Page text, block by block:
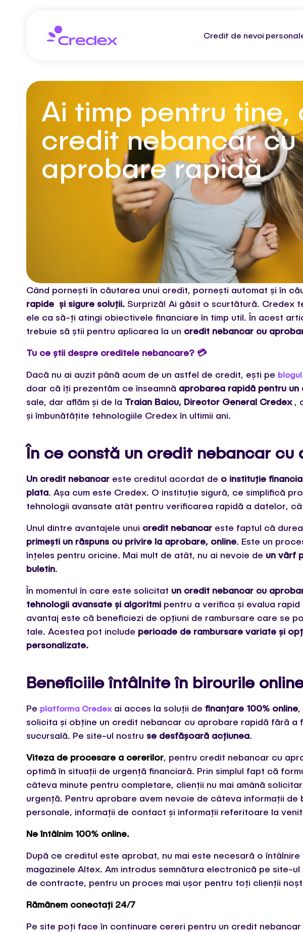
Credit de nevoi
Ai timp pentru tine,
credit nebancar cu
aprobare rapidă
Când pornești în căutarea unui credit, pornești automat și în
rapide și sigure soluții. Surpriză! Ai găsit o scurtătură. Credex
ele ca să-ți atingi obiectivele financiare în timp util. În acest
trebuie să știi pentru aplicarea la un credit nebancar cu
Tu ce știi despre creditele nebancare? 💳
Dacă nu ai auzit până acum de un astfel de credit, ești pe
doar că îți prezentăm ce înseamnă aprobarea rapidă pentru
sale, dar aflăm și de la Traian Baicu, Director General Credex ,
și îmbunătățite tehnologiile Credex în ultimii ani.
În ce constă un credit nebancar cu
Un credit nebancar este creditul acordat de o instituție
plata. Așa cum este Credex. O instituție sigură, ce simplifică
tehnologii avansate atât pentru verificarea rapidă a datelor,
Unul dintre avantajele unui credit nebancar este faptul că
primești un răspuns cu privire la aprobare, online. Este un
înțeles pentru oricine. Mai mult de atât, nu ai nevoie de un vârf
buletin.
În momentul în care este solicitat un credit nebancar cu
tehnologii avansate și algoritmi pentru a verifica și evalua
avantaj este că beneficiezi de opțiuni de rambursare care se
tale. Acestea pot include perioade de rambursare variate și
personalizate.
Beneficiile întâlnite în birourile
Pe platforma Credexai acces la soluții de finanțare 100% online,
solicita și obține un credit nebancar cu aprobare rapidă fără a
sucursală. Pe site-ul nostru se desfășoară acțiunea.
Viteza de procesare a cererilor, pentru credit nebancar cu
optimă în situații de urgență financiară. Prin simplul fapt că
câteva minute pentru completare, clienții nu mai amână
urgență. Pentru aprobare avem nevoie de câteva informații de
personale, informații de contact și informații referitoare la
Ne întâlnim 100% online.
După ce creditul este aprobat, nu mai este necesară o
magazinele Altex. Am introdus semnătura electronică pe site-
de contracte, pentru un proces mai ușor pentru toți clienții
Rămânem conectați 24/7
Pe site poți face în continuare cereri pentru un credit